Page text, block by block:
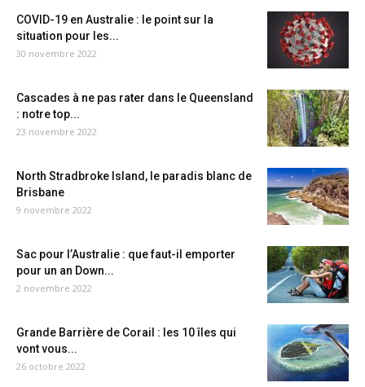
COVID-19 en Australie : le point sur la
situation pour les...
30 novembre 2022
Cascades à ne pas rater dans le Queensland
: notre top...
23 novembre 2022
North Stradbroke Island, le paradis blanc de
Brisbane
9 novembre 2022
Sac pour l’Australie : que faut-il emporter
pour un an Down...
2 novembre 2022
Grande Barrière de Corail : les 10 îles qui
vont vous...
26 octobre 2022